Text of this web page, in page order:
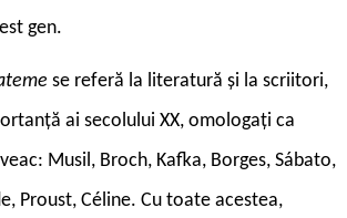
gen.
se referă la literatură și la scriitori,
ai secolului XX, omologați ca
Musil, Broch, Kafka, Borges, Sábato,
Proust, Céline. Cu toate acestea,